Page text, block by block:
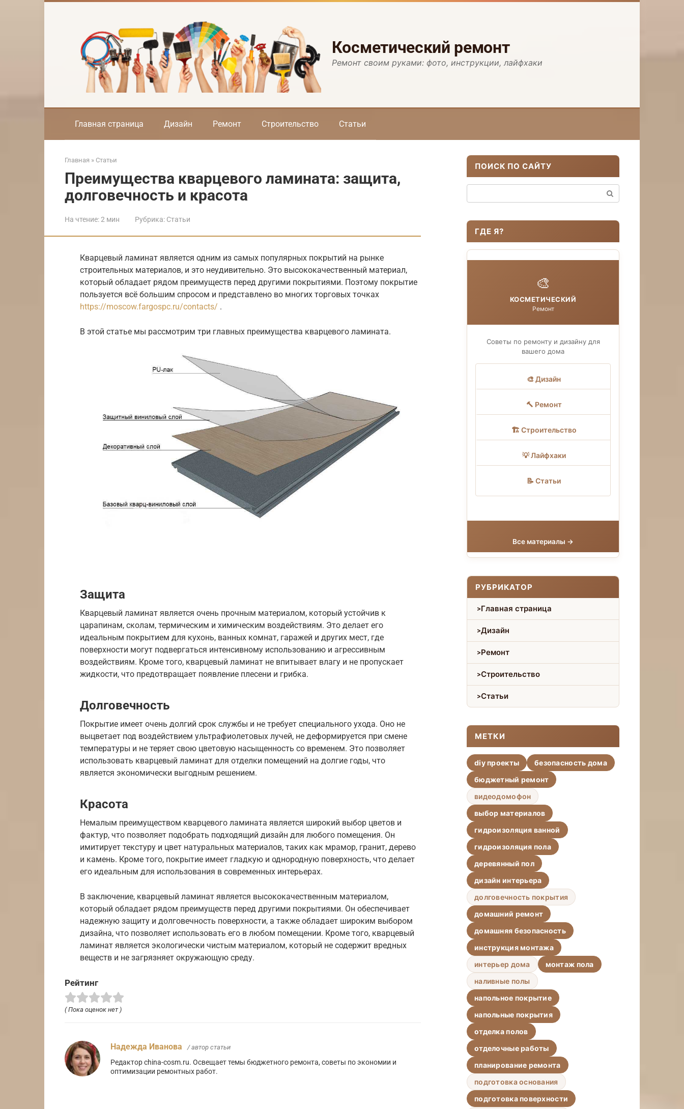
Косметический ремонт
Ремонт своим руками: фото, инструкции, лайфхаки
Главная страница Дизайн Ремонт Строительство Статьи
Главная » Статьи
Преимущества кварцевого ламината: защита,
долговечность и красота
На чтение:2 мин Рубрика: Статьи
Кварцевый ламинат является одним из самых популярных покрытий на рынке
строительных материалов, и это неудивительно. Это высококачественный материал,
который обладает рядом преимуществ перед другими покрытиями. Поэтому покрытие
пользуется всё большим спросом и представлено во многих торговых точках
https://moscow.fargospc.ru/contacts/ .
В этой статье мы рассмотрим три главных преимущества кварцевого ламината.
Защита
Кварцевый ламинат является очень прочным материалом, который устойчив к
царапинам, сколам, термическим и химическим воздействиям. Это делает его
идеальным покрытием для кухонь, ванных комнат, гаражей и других мест, где
поверхности могут подвергаться интенсивному использованию и агрессивным
воздействиям. Кроме того, кварцевый ламинат не впитывает влагу и не пропускает
жидкости, что предотвращает появление плесени и грибка.
Долговечность
Покрытие имеет очень долгий срок службы и не требует специального ухода. Оно не
выцветает под воздействием ультрафиолетовых лучей, не деформируется при смене
температуры и не теряет свою цветовую насыщенность со временем. Это позволяет
использовать кварцевый ламинат для отделки помещений на долгие годы, что
является экономически выгодным решением.
Красота
Немалым преимуществом кварцевого ламината является широкий выбор цветов и
фактур, что позволяет подобрать подходящий дизайн для любого помещения. Он
имитирует текстуру и цвет натуральных материалов, таких как мрамор, гранит, дерево
и камень. Кроме того, покрытие имеет гладкую и однородную поверхность, что делает
его идеальным для использования в современных интерьерах.
В заключение, кварцевый ламинат является высококачественным материалом,
который обладает рядом преимуществ перед другими покрытиями. Он обеспечивает
надежную защиту и долговечность поверхности, а также обладает широким выбором
дизайна, что позволяет использовать его в любом помещении. Кроме того, кварцевый
ламинат является экологически чистым материалом, который не содержит вредных
веществ и не загрязняет окружающую среду.
Рейтинг
( Пока оценок нет )
Надежда Иванова / автор статьи
Редактор china-cosm.ru. Освещает темы бюджетного ремонта, советы по экономии и
оптимизации ремонтных работ.
ПОИСК ПО САЙТУ
ГДЕ Я?
🎨
КОСМЕТИЧЕСКИЙ
Ремонт
Советы по ремонту и дизайну для
вашего дома
🎨 Дизайн
🔨 Ремонт
🏗 Строительство
💡 Лайфхаки
📝 Статьи
Все материалы →
РУБРИКАТОР
Главная страница
Дизайн
Ремонт
Строительство
Статьи
МЕТКИ
diy проекты
безопасность дома
бюджетный ремонт
видеодомофон
выбор материалов
гидроизоляция ванной
гидроизоляция пола
деревянный пол
дизайн интерьера
долговечность покрытия
домашний ремонт
домашняя безопасность
инструкция монтажа
интерьер дома
монтаж пола
наливные полы
напольное покрытие
напольные покрытия
отделка полов
отделочные работы
планирование ремонта
подготовка основания
подготовка поверхности